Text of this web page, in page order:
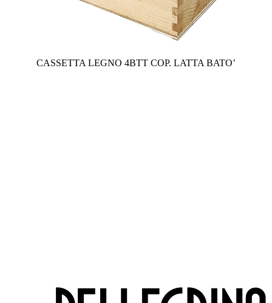
CASSETTA LEGNO 4BTT COP. LATTA BATO’